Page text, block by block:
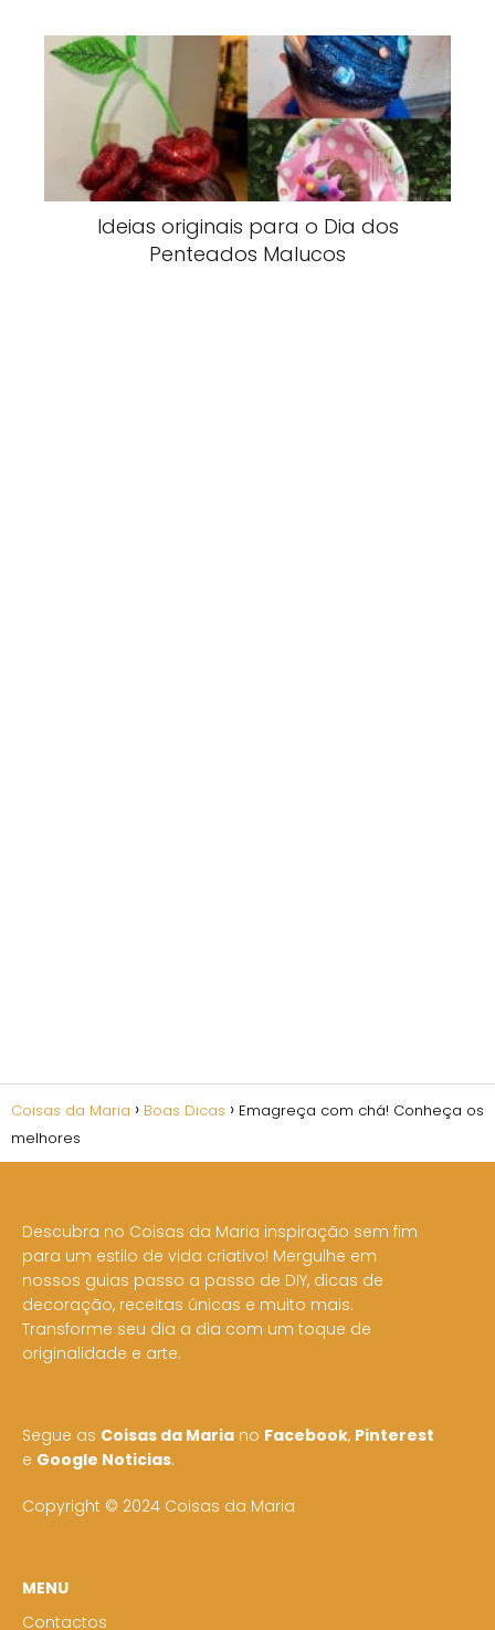
Ideias originais para o Dia dos
Penteados Malucos
Coisas da Maria Boas Dicas
Emagreça com chá! Conheça os
melhores
Descubra no Coisas da Maria inspiração sem fim
para um estilo de vida criativo! Mergulhe em
nossos guias passo a passo de DIY, dicas de
decoração, receitas únicas e muito mais.
Transforme seu dia a dia com um toque de
originalidade e arte.
Segue as Coisas da Maria no Facebook, Pinterest
e Google Noticias.
Copyright © 2024 Coisas da Maria
MENU
Contactos